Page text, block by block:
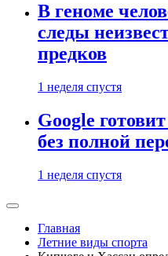
В геноме
следы
предков
1 неделя спустя
Google
без полной
1 неделя спустя
Главная
Летние виды спорта